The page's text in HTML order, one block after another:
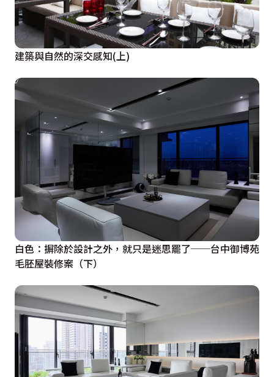
建築與自然的深交感知(上)
白色：摒除於設計之外，就只是迷思罷了──台中御博苑
毛胚屋裝修案（下）